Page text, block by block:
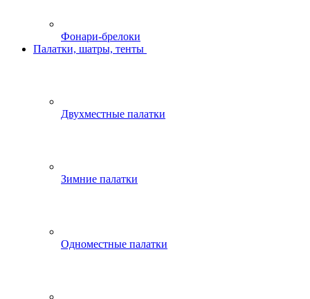
Фонари-брелоки
Палатки, шатры, тенты
Двухместные палатки
Зимние палатки
Одноместные палатки